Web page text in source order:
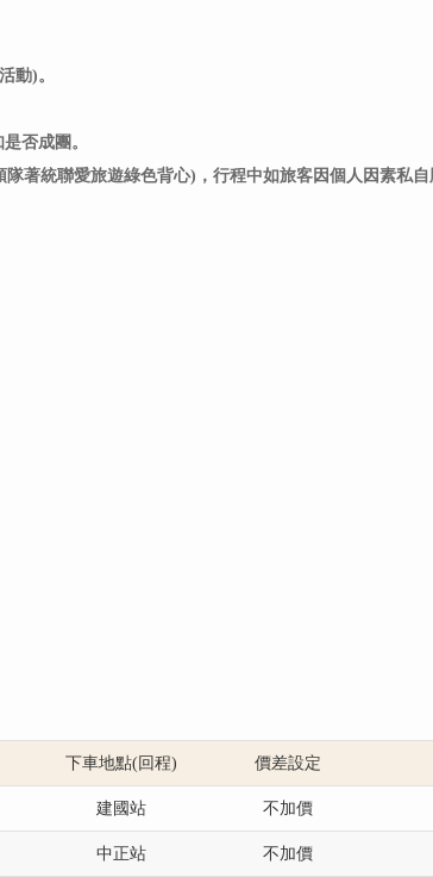
動)。
否成團。
著統聯愛旅遊綠色背心)，行程中如旅客因個人因素私自
下車地點(回程) 價差設定
建國站 不加價
中正站 不加價